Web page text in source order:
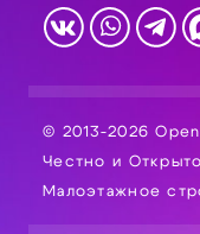
© 2013-2026
Честно и
Малоэтажное